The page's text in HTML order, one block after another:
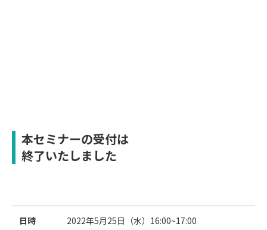
本セミナーの受付は
終了いたしました
日時 2022年5月25日（水）16:00~17:00